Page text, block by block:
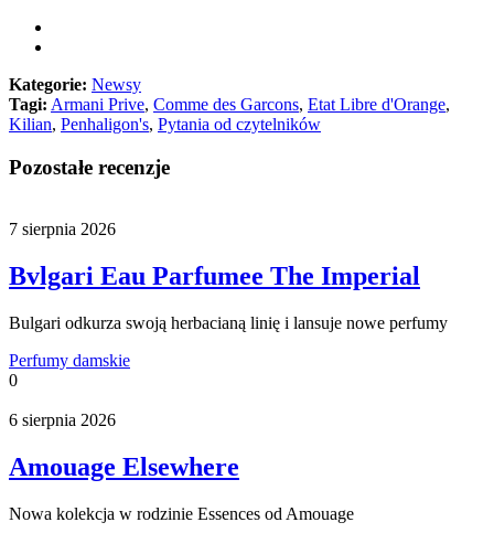
Kategorie: Newsy
Tagi: Armani Prive, Comme des Garcons, Etat Libre d'Orange,
Kilian, Penhaligon's, Pytania od czytelników
Pozostałe recenzje
7 sierpnia 2026
Bvlgari Eau Parfumee The Imperial
Bulgari odkurza swoją herbacianą linię i lansuje nowe perfumy
Perfumy damskie
0
6 sierpnia 2026
Amouage Elsewhere
Nowa kolekcja w rodzinie Essences od Amouage